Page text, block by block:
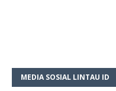
MEDIA SOSIAL LINTAU ID